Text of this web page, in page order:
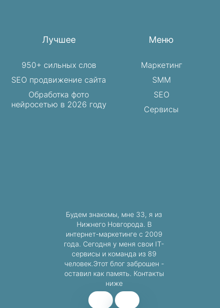
Лучшее
950+ сильных слов
SEO продвижение сайта
Обработка фото
нейросетью в 2026 году
Меню
Маркетинг
SMM
SEO
Сервисы
Будем знакомы, мне 33, я из
Нижнего Новгорода. В
интернет-маркетинге с 2009
года. Сегодня у меня свои IT-
сервисы и команда из 89
человек.Этот блог заброшен -
оставил как память. Контакты
ниже